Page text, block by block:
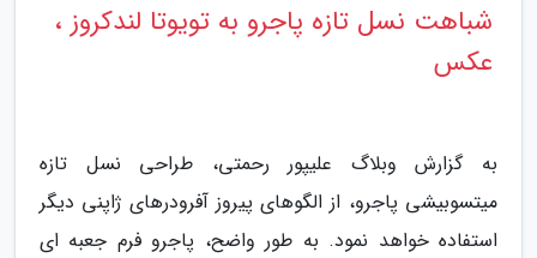
شباهت نسل تازه پاجرو به تویوتا لندکروز ،
عکس
به گزارش وبلاگ علیپور رحمتی، طراحی نسل تازه
میتسوبیشی پاجرو، از الگوهای پیروز آفرودرهای ژاپنی دیگر
استفاده خواهد نمود. به طور واضح، پاجرو فرم جعبه ای